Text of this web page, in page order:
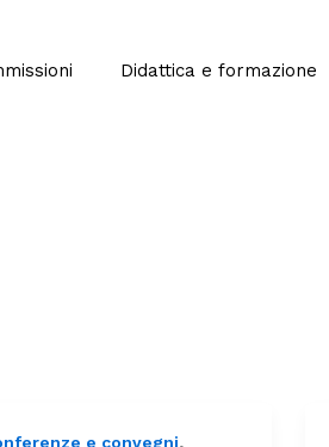
Didattica e formazione
e convegni,